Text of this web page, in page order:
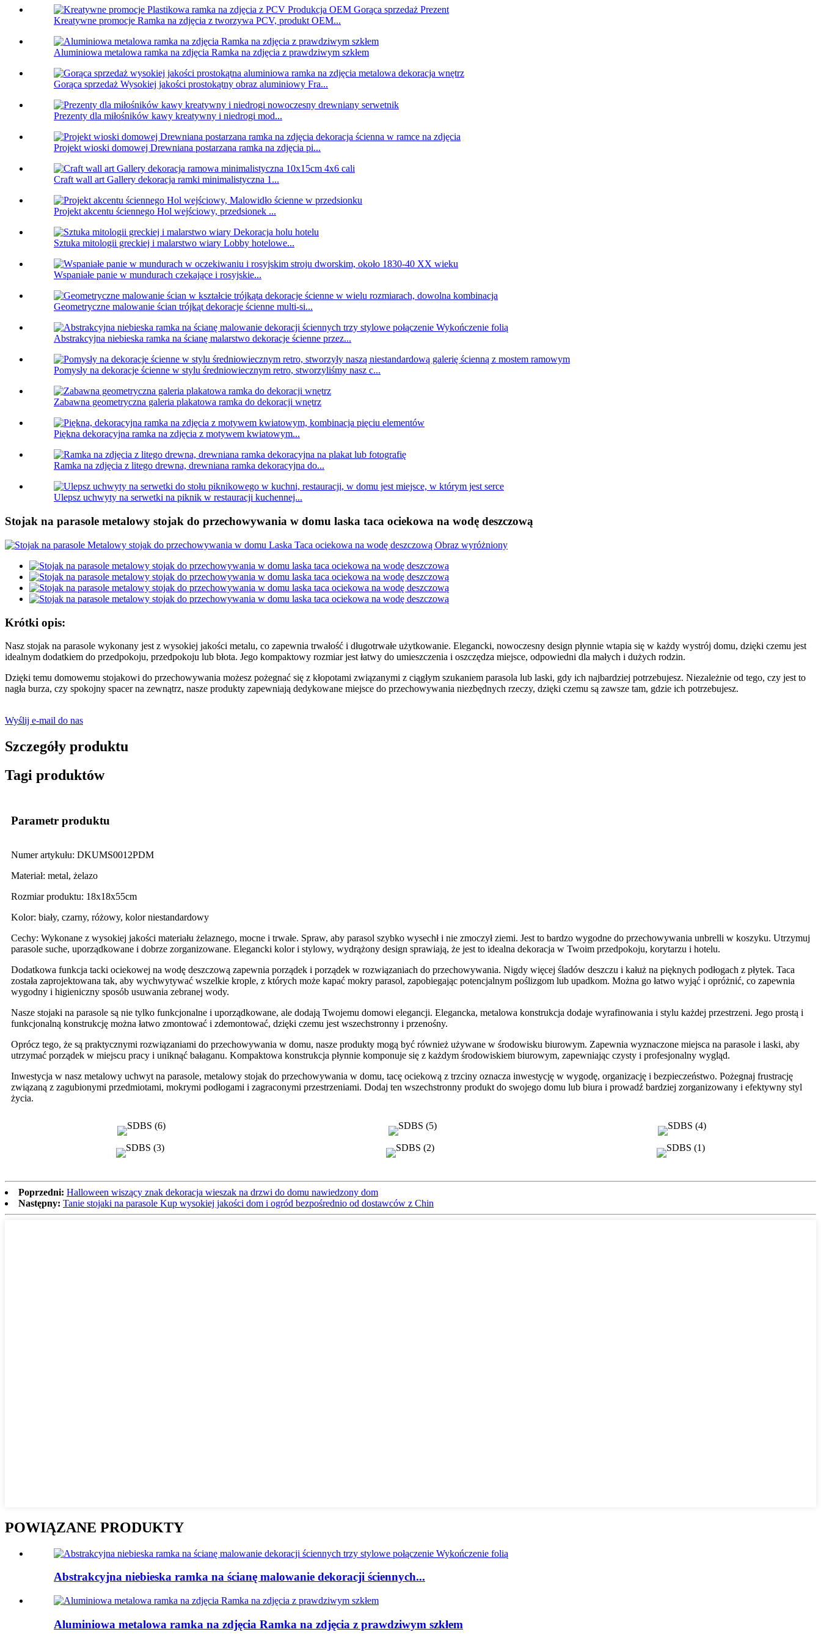
Kreatywne promocje Ramka na zdjęcia z tworzywa PCV, produkt OEM...
Aluminiowa metalowa ramka na zdjęcia Ramka na zdjęcia z prawdziwym szkłem
Gorąca sprzedaż Wysokiej jakości prostokątny obraz aluminiowy Fra...
Prezenty dla miłośników kawy kreatywny i niedrogi mod...
Projekt wioski domowej Drewniana postarzana ramka na zdjęcia pi...
Craft wall art Gallery dekoracja ramki minimalistyczna 1...
Projekt akcentu ściennego Hol wejściowy, przedsionek ...
Sztuka mitologii greckiej i malarstwo wiary Lobby hotelowe...
Wspaniałe panie w mundurach czekające i rosyjskie...
Geometryczne malowanie ścian trójkąt dekoracje ścienne multi-si...
Abstrakcyjna niebieska ramka na ścianę malarstwo dekoracje ścienne przez...
Pomysły na dekoracje ścienne w stylu średniowiecznym retro, stworzyliśmy nasz c...
Zabawna geometryczna galeria plakatowa ramka do dekoracji wnętrz
Piękna dekoracyjna ramka na zdjęcia z motywem kwiatowym...
Ramka na zdjęcia z litego drewna, drewniana ramka dekoracyjna do...
Ulepsz uchwyty na serwetki na piknik w restauracji kuchennej...
Stojak na parasole metalowy stojak do przechowywania w domu laska taca ociekowa na wodę deszczową
Krótki opis:
Nasz stojak na parasole wykonany jest z wysokiej jakości metalu, co zapewnia trwałość i długotrwałe użytkowanie. Elegancki, nowoczesny design płynnie wtapia się w każdy wystrój domu, dzięki czemu jest
idealnym dodatkiem do przedpokoju, przedpokoju lub błota. Jego kompaktowy rozmiar jest łatwy do umieszczenia i oszczędza miejsce, odpowiedni dla małych i dużych rodzin.
Dzięki temu domowemu stojakowi do przechowywania możesz pożegnać się z kłopotami związanymi z ciągłym szukaniem parasola lub laski, gdy ich najbardziej potrzebujesz. Niezależnie od tego, czy jest to
nagła burza, czy spokojny spacer na zewnątrz, nasze produkty zapewniają dedykowane miejsce do przechowywania niezbędnych rzeczy, dzięki czemu są zawsze tam, gdzie ich potrzebujesz.
Wyślij e-mail do nas
Szczegóły produktu
Tagi produktów
Parametr produktu
Numer artykułu: DKUMS0012PDM
Materiał: metal, żelazo
Rozmiar produktu: 18x18x55cm
Kolor: biały, czarny, różowy, kolor niestandardowy
Cechy: Wykonane z wysokiej jakości materiału żelaznego, mocne i trwałe. Spraw, aby parasol szybko wysechł i nie zmoczył ziemi. Jest to bardzo wygodne do przechowywania unbrelli w koszyku. Utrzymuj
parasole suche, uporządkowane i dobrze zorganizowane. Elegancki kolor i stylowy, wydrążony design sprawiają, że jest to idealna dekoracja w Twoim przedpokoju, korytarzu i hotelu.
Dodatkowa funkcja tacki ociekowej na wodę deszczową zapewnia porządek i porządek w rozwiązaniach do przechowywania. Nigdy więcej śladów deszczu i kałuż na pięknych podłogach z płytek. Taca
została zaprojektowana tak, aby wychwytywać wszelkie krople, z których może kapać mokry parasol, zapobiegając potencjalnym poślizgom lub upadkom. Można go łatwo wyjąć i opróżnić, co zapewnia
wygodny i higieniczny sposób usuwania zebranej wody.
Nasze stojaki na parasole są nie tylko funkcjonalne i uporządkowane, ale dodają Twojemu domowi elegancji. Elegancka, metalowa konstrukcja dodaje wyrafinowania i stylu każdej przestrzeni. Jego prostą i
funkcjonalną konstrukcję można łatwo zmontować i zdemontować, dzięki czemu jest wszechstronny i przenośny.
Oprócz tego, że są praktycznymi rozwiązaniami do przechowywania w domu, nasze produkty mogą być również używane w środowisku biurowym. Zapewnia wyznaczone miejsca na parasole i laski, aby
utrzymać porządek w miejscu pracy i uniknąć bałaganu. Kompaktowa konstrukcja płynnie komponuje się z każdym środowiskiem biurowym, zapewniając czysty i profesjonalny wygląd.
Inwestycja w nasz metalowy uchwyt na parasole, metalowy stojak do przechowywania w domu, tacę ociekową z trzciny oznacza inwestycję w wygodę, organizację i bezpieczeństwo. Pożegnaj frustrację
związaną z zagubionymi przedmiotami, mokrymi podłogami i zagraconymi przestrzeniami. Dodaj ten wszechstronny produkt do swojego domu lub biura i prowadź bardziej zorganizowany i efektywny styl
życia.
Poprzedni: Halloween wiszący znak dekoracja wieszak na drzwi do domu nawiedzony dom
Następny: Tanie stojaki na parasole Kup wysokiej jakości dom i ogród bezpośrednio od dostawców z Chin
POWIĄZANE PRODUKTY
Abstrakcyjna niebieska ramka na ścianę malowanie dekoracji ściennych...
Aluminiowa metalowa ramka na zdjęcia Ramka na zdjęcia z prawdziwym szkłem